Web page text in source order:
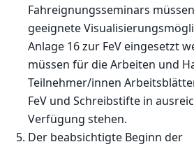
Fahreignungsseminars müssen
geeignete
Anlage 16 zur FeV eingesetzt
müssen für die Arbeiten und
Teilnehmer/innen
FeV und Schreibstifte in
Verfügung stehen.
Der beabsichtigte Beginn der